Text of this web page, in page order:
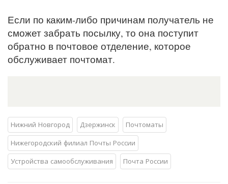
Если по каким-либо причинам получатель не
сможет забрать посылку, то она поступит
обратно в почтовое отделение, которое
обслуживает почтомат.
Нижний Новгород Дзержинск
Почтоматы
Нижегородский филиал Почты России
Устройства самообслуживания
Почта России